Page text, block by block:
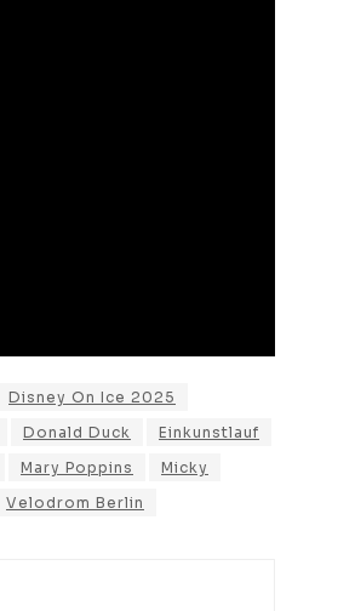
Disney On Ice 2025
Donald Duck
Einkunstlauf
Mary Poppins
Micky
Velodrom Berlin